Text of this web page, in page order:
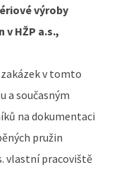
výroby
v HŽP a.s.,
v tomto
a současným
na dokumentaci
pružin
vlastní pracoviště